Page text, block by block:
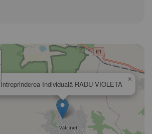
Întreprinderea Individuală RADU VIOLETA
×